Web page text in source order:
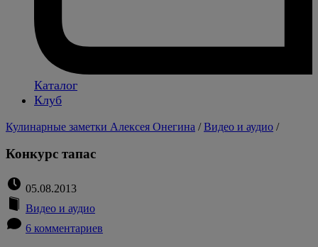
Каталог
Клуб
Кулинарные заметки Алексея Онегина /Видео и аудио /
Конкурс тапас
05.08.2013
Видео и аудио
6 комментариев